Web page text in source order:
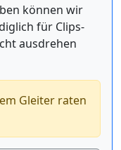
können wir
für Clips-
ausdrehen
Gleiter raten